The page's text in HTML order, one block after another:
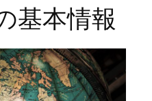
基本情報